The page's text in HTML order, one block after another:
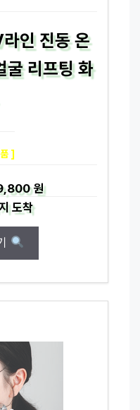
인 진동 온
굴 리프팅 화
]
원
도착